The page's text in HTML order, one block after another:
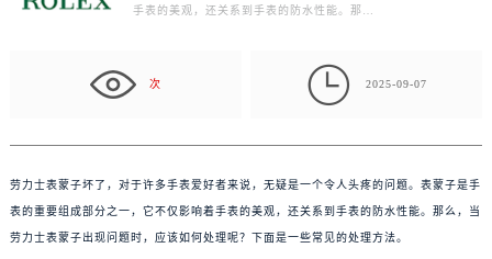
手表的美观，还关系到手表的防水性能。那…
次  2025-09-07
劳力士表蒙子坏了，对于许多手表爱好者来说，无疑是一个令人头疼的问题。表蒙子是手
表的重要组成部分之一，它不仅影响着手表的美观，还关系到手表的防水性能。那么，当
劳力士表蒙子出现问题时，应该如何处理呢？下面是一些常见的处理方法。